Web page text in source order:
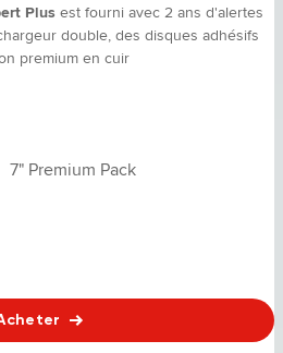
Plus est fourni avec 2 ans d'alertes
double, des disques adhésifs
premium en cuir
7" Premium Pack